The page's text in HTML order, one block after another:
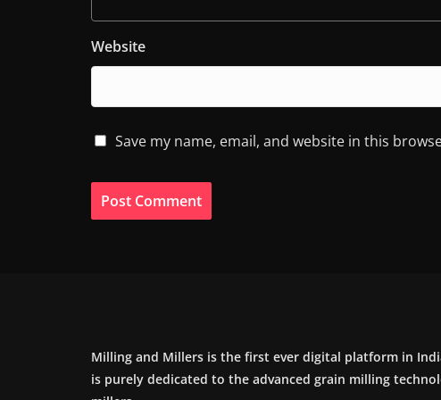
Website
Save my name, email, and website in this
Milling and Millers is the first ever digital platform in
is purely dedicated to the advanced grain milling